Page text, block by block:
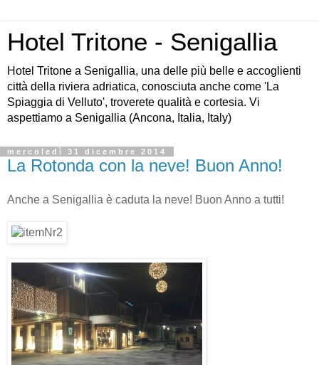
Hotel Tritone - Senigallia
Hotel Tritone a Senigallia, una delle più belle e accoglienti
città della riviera adriatica, conosciuta anche come 'La
Spiaggia di Velluto', troverete qualità e cortesia. Vi
aspettiamo a Senigallia (Ancona, Italia, Italy)
mercoledì 31 dicembre 2014
La Rotonda con la neve! Buon Anno!
Anche a Senigallia è caduta la neve! Buon Anno a tutti!